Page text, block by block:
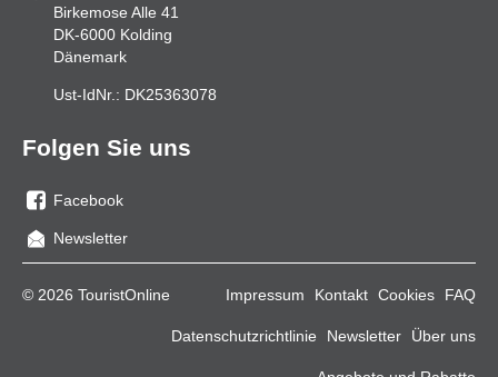
Birkemose Alle 41
DK-6000 Kolding
Dänemark
Ust-IdNr.: DK25363078
Folgen Sie uns
Sie
uns
Facebook
Newsletter
© 2026 TouristOnline Impressum Kontakt Cookies FAQ
Datenschutzrichtlinie Newsletter Über uns